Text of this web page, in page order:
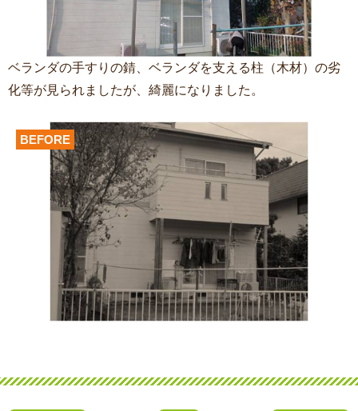
ベランダの手すりの錆、ベランダを支える柱（木材）の劣
化等が見られましたが、綺麗になりました。
BEFORE